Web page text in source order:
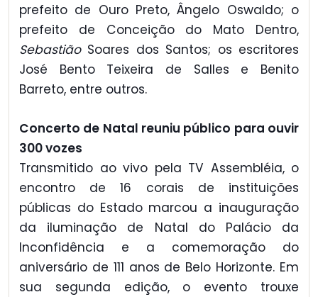
prefeito de Ouro Preto, Ângelo Oswaldo; o
prefeito de Conceição do Mato Dentro,
SebastiãoSoares dos Santos; os escritores
José Bento Teixeira de Salles e Benito
Barreto, entre outros.
Concerto de Natal reuniu público para ouvir
300 vozes
Transmitido ao vivo pela TV Assembléia, o
encontro de 16 corais de instituições
públicas do Estado marcou a inauguração
da iluminação de Natal do Palácio da
Inconfidência e a comemoração do
aniversário de 111 anos de Belo Horizonte. Em
sua segunda edição, o evento trouxe